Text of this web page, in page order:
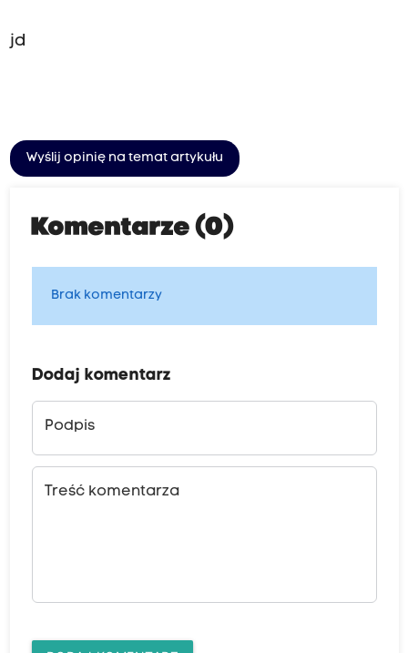
jd
Wyślij opinię na temat artykułu
Komentarze (0)
Brak komentarzy
Dodaj komentarz
Podpis
Treść komentarza